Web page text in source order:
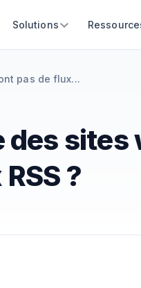
Solutions
pas de flux...
sites
?